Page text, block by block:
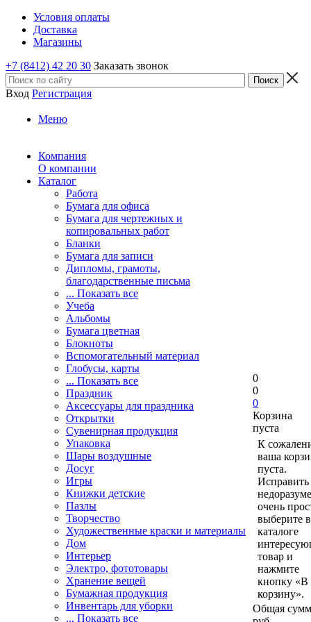
Условия оплаты
Доставка
Магазины
+7 (8412) 42 20 30 Заказать звонок
Вход Регистрация
Меню
Компания
О компании
Каталог
Работа
Бумага для офиса
Бумага для чертежных и
копировальных работ
Бланки
Бумага для записи
Дипломы, грамоты,
благодарственные письма
... Показать все
Учеба
Альбомы
Бумага цветная
Блокноты
Вспомогательный материал
Глобусы, карты
... Показать все
Праздник
Аксессуары для праздника
Открытки
Сувенирная продукция
Упаковка
Шары воздушные
Досуг
Игры
Книжки детские
Пазлы
Творчество
Художественные краски и материалы
Дом
Интерьер
Электро, фототовары
Хранение вещей
Бумажная продукция
Инвентарь для уборки
... Показать все
0
0
0
Корзина
пуста
К
ваша
пуста.
Исправить
очень
выберите в
каталоге
товар и
нажмите
кнопку «В
корзину».
Общая